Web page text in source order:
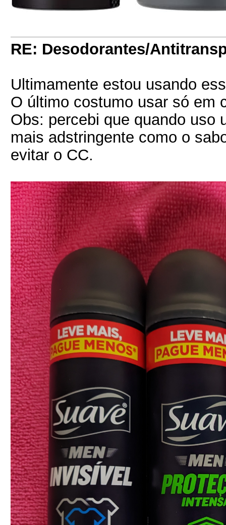
RE: Desodorantes/
Ultimamente estou usando
O último costumo usar só em
Obs: percebi que quando uso
mais adstringente como o
evitar o CC.